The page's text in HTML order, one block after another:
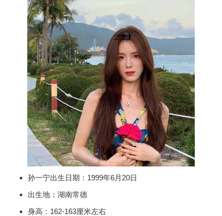
孙一宁出生日期：1999年6月20日
出生地：湖南常德
身高：162-163厘米左右